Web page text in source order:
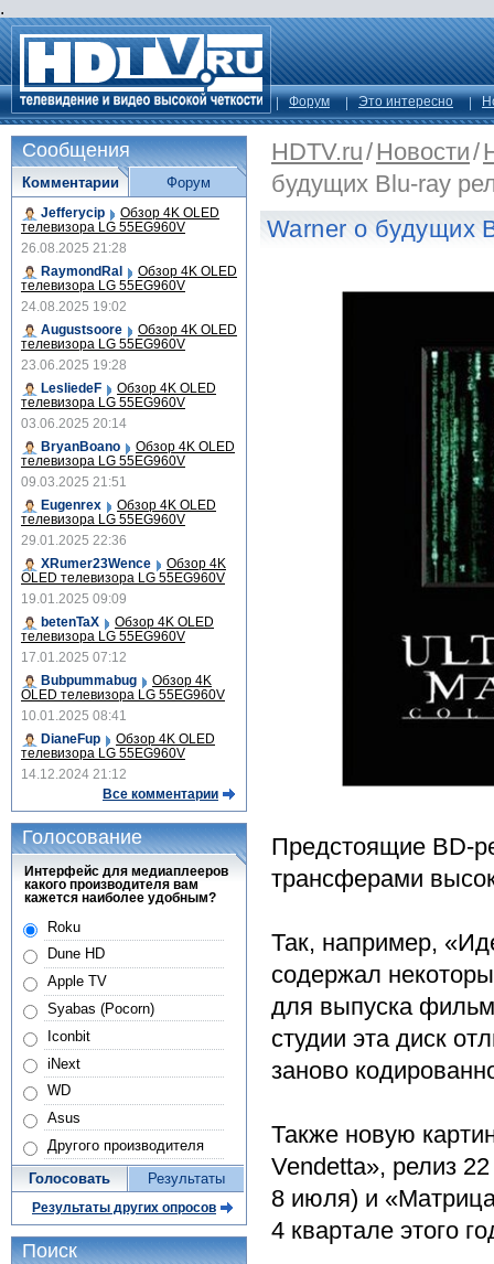
.
Форум Это интересно
HDTV.ru/Новости/
будущих Blu-ray
Warner о будущих
Предстоящие BD-
трансферами
Так, например,
содержал
для выпуска
студии эта диск
заново
Также новую
Vendetta», релиз
8 июля) и
4 квартале этого
Сообщения
Комментарии
Jefferycip Обзор 4K OLED
телевизора LG 55EG960V
26.08.2025 21:28
RaymondRal
Обзор 4K OLED
телевизора LG 55EG960V
24.08.2025 19:02
Augustsoore
Обзор 4K OLED
телевизора LG 55EG960V
23.06.2025 19:28
LesliedeF
Обзор 4K OLED
телевизора LG 55EG960V
03.06.2025 20:14
BryanBoano
Обзор 4K OLED
телевизора LG 55EG960V
09.03.2025 21:51
Eugenrex
Обзор 4K OLED
телевизора LG 55EG960V
29.01.2025 22:36
XRumer23Wence
Обзор 4K
OLED телевизора LG 55EG960V
19.01.2025 09:09
betenTaX
Обзор 4K OLED
телевизора LG 55EG960V
17.01.2025 07:12
Bubpummabug
Обзор 4K
OLED телевизора LG 55EG960V
10.01.2025 08:41
DianeFup
Обзор 4K OLED
телевизора LG 55EG960V
14.12.2024 21:12
Все комментарии
Форум
Голосование
Интерфейс для медиаплееров
какого производителя вам
кажется наиболее удобным?
Roku
Dune HD
Apple TV
Syabas (Pocorn)
Iconbit
iNext
WD
Asus
Другого производителя
Голосовать Результаты
Результаты других опросов
Поиск